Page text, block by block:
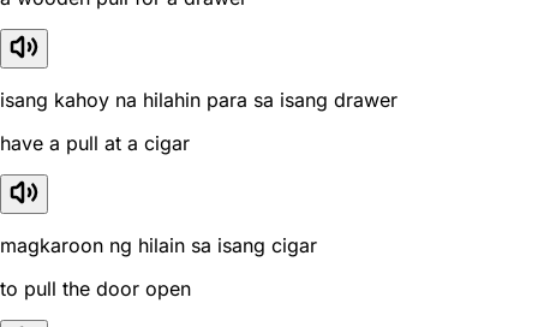
isang kahoy na hilahin para sa isang drawer
have a pull at a cigar
magkaroon ng hilain sa isang cigar
to pull the door open